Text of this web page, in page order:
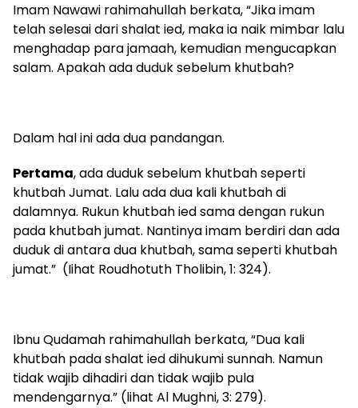
Imam Nawawi rahimahullah berkata, “Jika imam
telah selesai dari shalat ied, maka ia naik mimbar lalu
menghadap para jamaah, kemudian mengucapkan
salam. Apakah ada duduk sebelum khutbah?
Dalam hal ini ada dua pandangan.
Pertama, ada duduk sebelum khutbah seperti
khutbah Jumat. Lalu ada dua kali khutbah di
dalamnya. Rukun khutbah ied sama dengan rukun
pada khutbah jumat. Nantinya imam berdiri dan ada
duduk di antara dua khutbah, sama seperti khutbah
jumat.” (Iihat Roudhotuth Tholibin, 1: 324).
Ibnu Qudamah rahimahullah berkata, “Dua kali
khutbah pada shalat ied dihukumi sunnah. Namun
tidak wajib dihadiri dan tidak wajib pula
mendengarnya.” (lihat Al Mughni, 3: 279).